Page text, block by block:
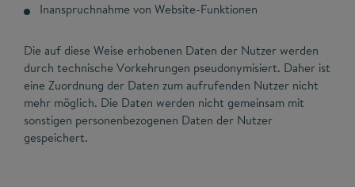
Inanspruchnahme von Website-Funktionen
Die auf diese Weise erhobenen Daten der Nutzer werden
durch technische Vorkehrungen pseudonymisiert. Daher ist
eine Zuordnung der Daten zum aufrufenden Nutzer nicht
mehr möglich. Die Daten werden nicht gemeinsam mit
sonstigen personenbezogenen Daten der Nutzer
gespeichert.